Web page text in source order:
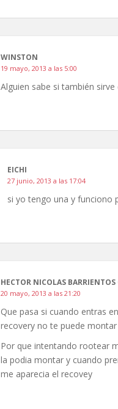
WINSTON
19 mayo, 2013 a las 5:00
Alguien sabe si también sirve
EICHI
27 junio, 2013 a las 17:04
si yo tengo una y funciono
HECTOR NICOLAS BARRIENTOS
20 mayo, 2013 a las 21:20
Que pasa si cuando entras
recovery no te puede montar
Por que intentando rootear
la podia montar y cuando
me aparecia el recovey